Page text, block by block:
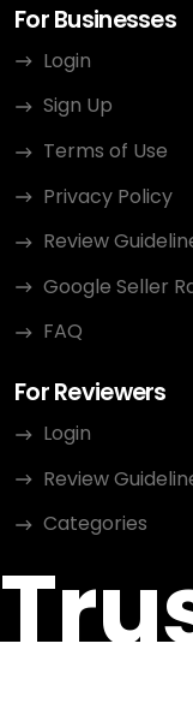
For Businesses
Login
Sign Up
Terms of Use
Privacy Policy
Review
Google Seller
FAQ
For Reviewers
Login
Review
Categories